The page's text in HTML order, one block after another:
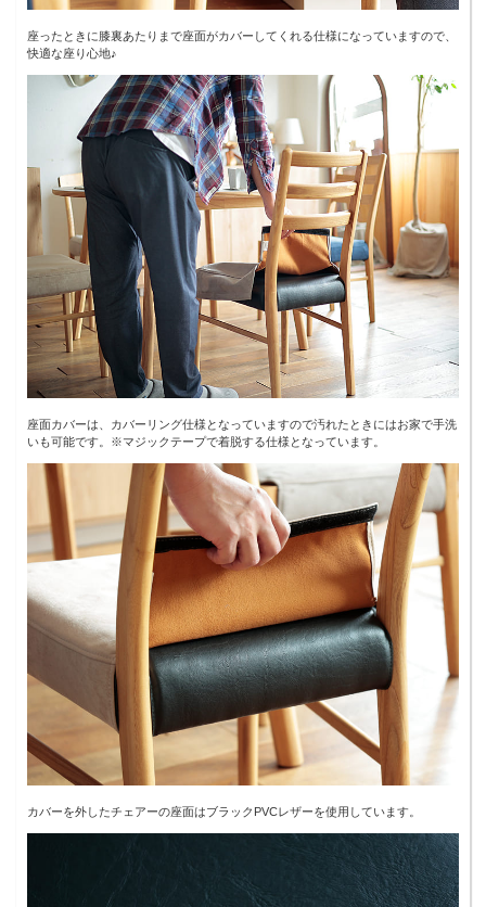
座ったときに膝裏あたりまで座面がカバーしてくれる仕様になっていますので、
快適な座り心地♪
座面カバーは、カバーリング仕様となっていますので汚れたときにはお家で手洗
いも可能です。※マジックテープで着脱する仕様となっています。
カバーを外したチェアーの座面はブラックPVCレザーを使用しています。